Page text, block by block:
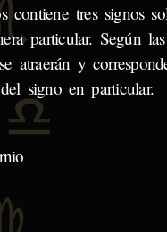
tres signos
particular. Según
atraerán y
signo en particular.